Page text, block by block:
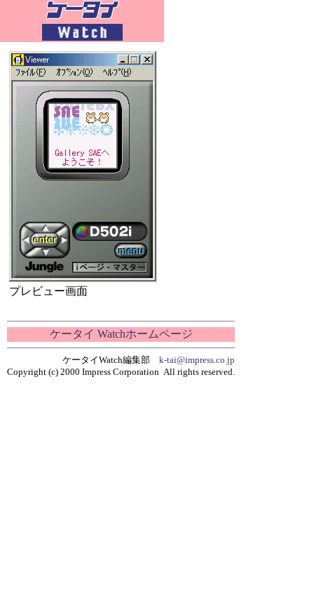
プレビュー画面
ケータイ Watchホームページ
ケータイWatch編集部 k-tai@impress.co.jp
Copyright (c) 2000 Impress Corporation All rights reserved.